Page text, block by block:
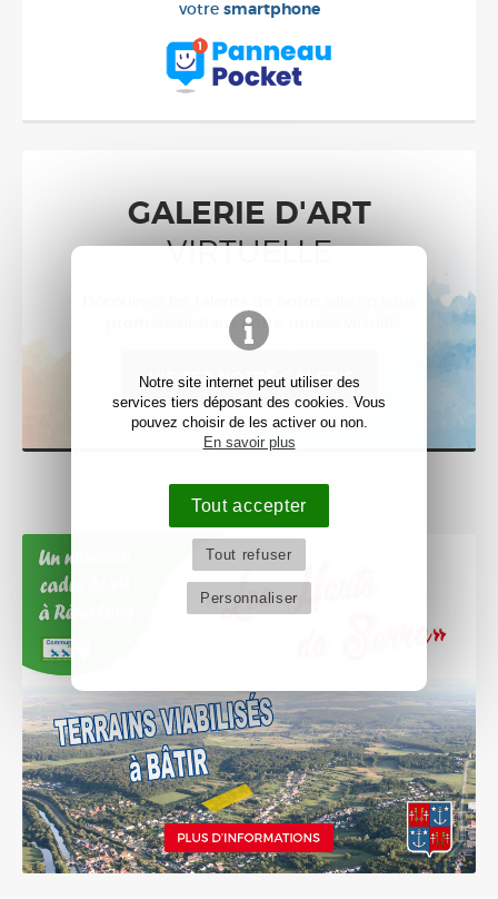
Notre site internet peut utiliser des
services tiers déposant des cookies. Vous
pouvez choisir de les activer ou non.
En savoir plus
Tout accepter
Tout refuser
Personnaliser
votre smartphone
GALERIE D'ART
VIRTUELLE
promenant dans notre musée virtuel
VISITEZ NOTRE GALERIE